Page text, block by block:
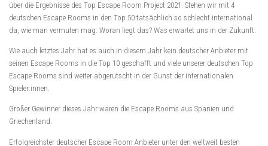
über die Ergebnisse des Top Escape Room Project 2021. Stehen wir mit 4
deutschen Escape Rooms in den Top 50 tatsächlich so schlecht international
da, wie man vermuten mag. Woran liegt das? Was erwartet uns in der Zukunft.
Wie auch letztes Jahr hat es auch in diesem Jahr kein deutscher Anbieter mit
seinen Escape Rooms in die Top 10 geschafft und viele unserer deutschen Top
Escape Rooms sind weiter abgerutscht in der Gunst der internationalen
Spieler:innen.
Großer Gewinner dieses Jahr waren die Escape Rooms aus Spanien und
Griechenland.
Erfolgreichster deutscher Escape Room Anbieter unter den weltweit besten